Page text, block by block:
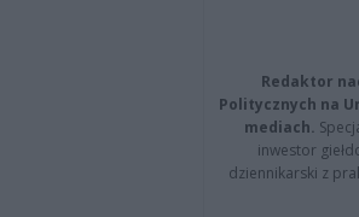
Redaktor
Politycznych na
mediach.
inwestor
dziennikarski z